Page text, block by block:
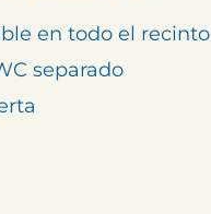
en todo el recinto
separado